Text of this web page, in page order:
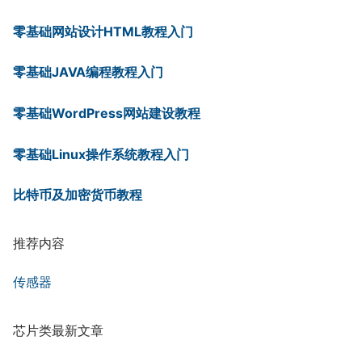
零基础网站设计HTML教程入门
零基础JAVA编程教程入门
零基础WordPress网站建设教程
零基础Linux操作系统教程入门
比特币及加密货币教程
推荐内容
传感器
芯片类最新文章